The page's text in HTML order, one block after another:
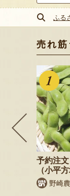
索:
ふる
売れ
予約注
（小平
野崎